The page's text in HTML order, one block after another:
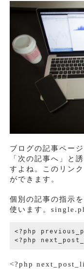
ブログの記事ペー
「次の記事へ」と
すよね。このリン
ができます。
個別の記事の指示
使います。
<?php
<?php